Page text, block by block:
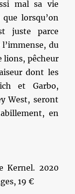
mal sa vie
lorsqu’on
juste parce
du
lions, pêcheur
dont les
et Garbo,
West, seront
en
Kernel. 2020
19 €